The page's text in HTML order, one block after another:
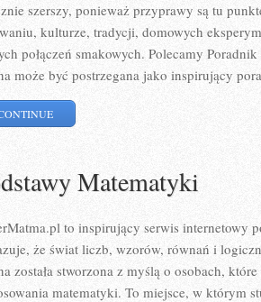
szerszy, ponieważ przyprawy są tu
kulturze, tradycji, domowych
połączeń smakowych. Polecamy
może być postrzegana jako inspirujący
Matematyki
to inspirujący serwis internetowy
że świat liczb, wzorów, równań i
została stworzona z myślą o osobach,
matematyki. To miejsce, w którym